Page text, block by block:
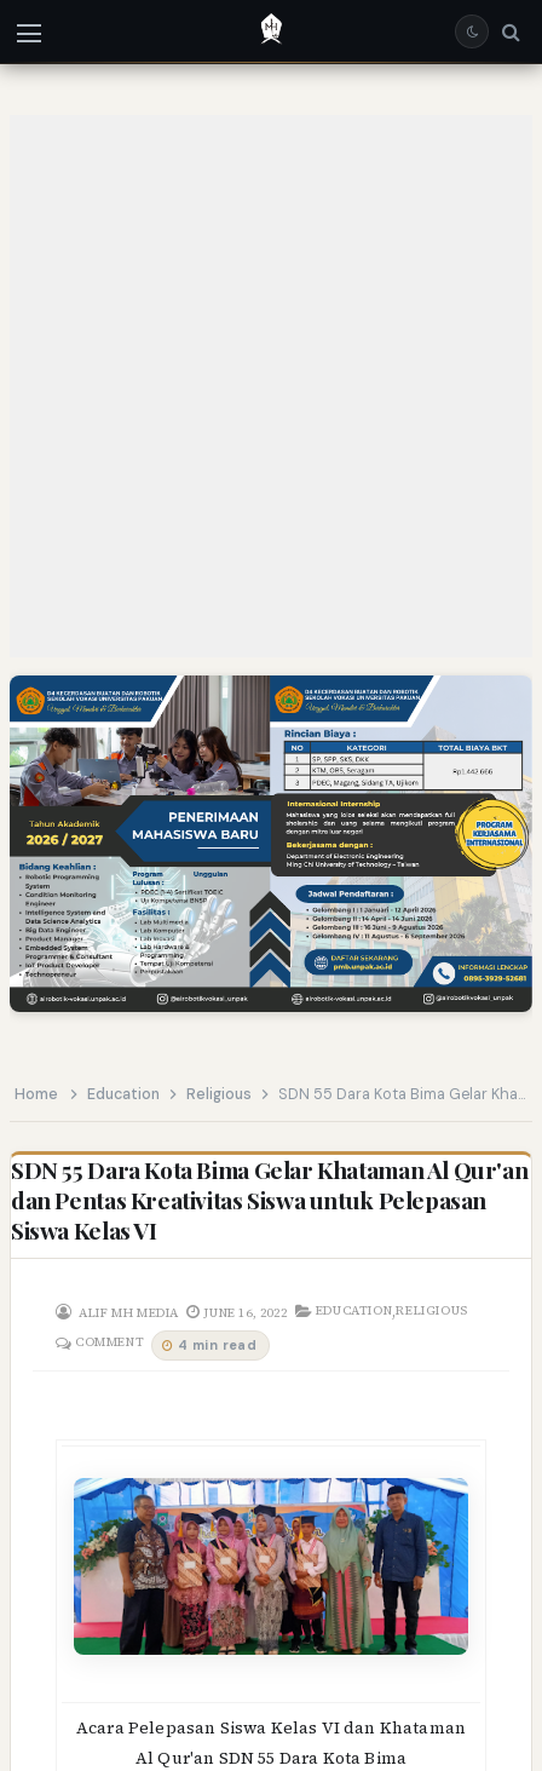
Home Education Religious SDN 55 Dara Kota Bima Gelar Khataman Al Qur'an dan Pentas Kreativitas Siswa untuk Pelepasan Siswa Kelas VI
SDN 55 Dara Kota Bima Gelar Khataman Al Qur'an
dan Pentas Kreativitas Siswa untuk Pelepasan
Siswa Kelas VI
ALIF MH MEDIA JUNE 16, 2022 EDUCATION,RELIGIOUS
COMMENT
4 min read
Acara Pelepasan Siswa Kelas VI dan Khataman
Al Qur'an SDN 55 Dara Kota Bima